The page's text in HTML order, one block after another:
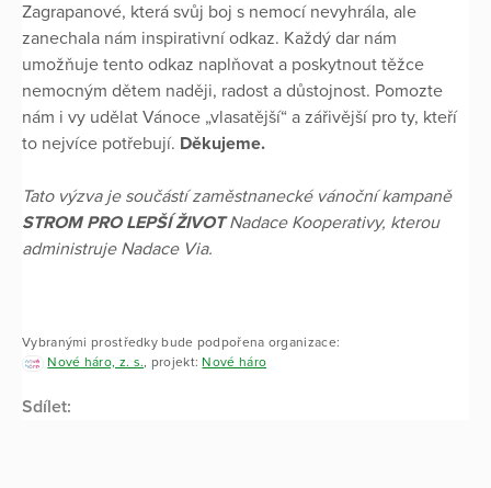
Zagrapanové, která svůj boj s nemocí nevyhrála, ale
zanechala nám inspirativní odkaz. Každý dar nám
umožňuje tento odkaz naplňovat a poskytnout těžce
nemocným dětem naději, radost a důstojnost. Pomozte
nám i vy udělat Vánoce „vlasatější“ a zářivější pro ty, kteří
to nejvíce potřebují. Děkujeme.
Tato výzva je součástí zaměstnanecké vánoční kampaně
STROM PRO LEPŠÍ ŽIVOTNadace Kooperativy, kterou
administruje Nadace Via.
Vybranými prostředky bude podpořena organizace:
Nové háro, z. s., projekt: Nové háro
Sdílet: